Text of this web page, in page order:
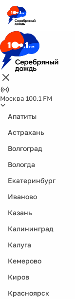
Москва 100.1 FM
Апатиты
Астрахань
Волгоград
Вологда
Екатеринбург
Иваново
Казань
Калининград
Калуга
Кемерово
Киров
Красноярск